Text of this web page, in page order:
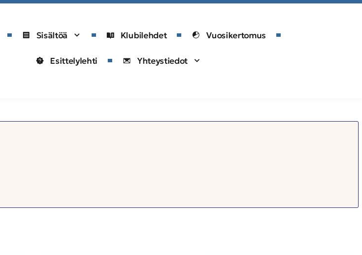
Sisältöä Klubilehdet Vuosikertomus
Esittelylehti Yhteystiedot